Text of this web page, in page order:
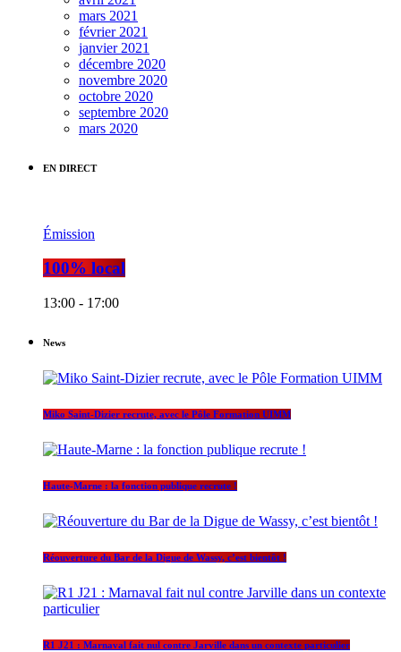
mars 2021
février 2021
janvier 2021
décembre 2020
novembre 2020
octobre 2020
septembre 2020
mars 2020
EN DIRECT
Émission
100% local
13:00 - 17:00
News
Miko Saint-Dizier recrute, avec le Pôle Formation UIMM
Haute-Marne : la fonction publique recrute !
Réouverture du Bar de la Digue de Wassy, c’est bientôt !
R1 J21 : Marnaval fait nul contre Jarville dans un contexte particulier